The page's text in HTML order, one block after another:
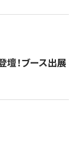
壇！ブース出展